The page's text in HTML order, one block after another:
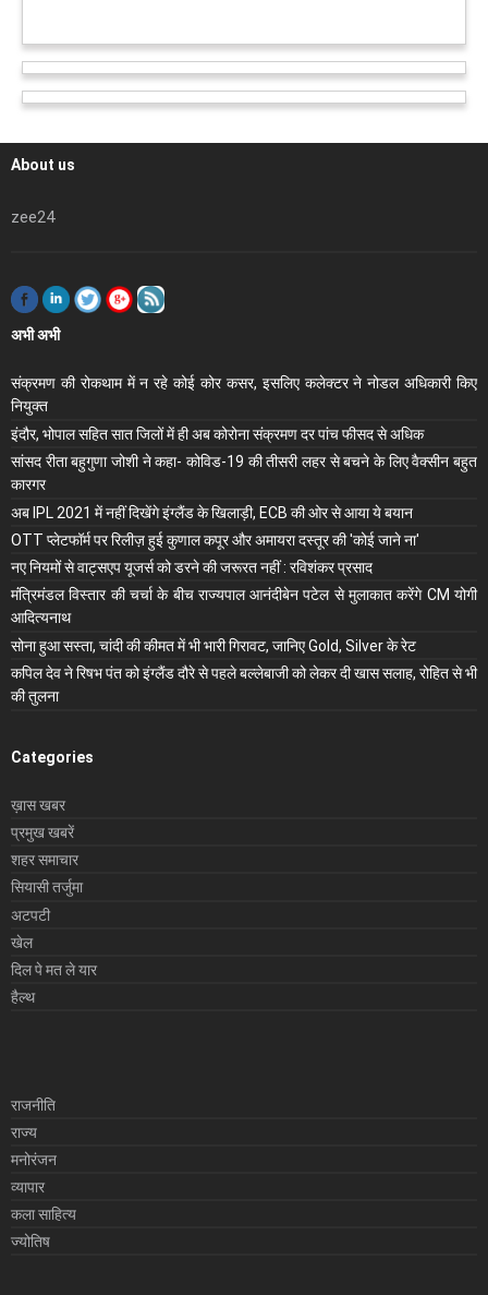
About us
zee24
अभी अभी
संक्रमण की रोकथाम में न रहे कोई कोर कसर, इसलिए कलेक्‍टर ने नोडल अधिकारी किए
नियुक्‍त
इंदौर, भोपाल सहित सात जिलों में ही अब कोरोना संक्रमण दर पांच फीसद से अधिक
सांसद रीता बहुगुणा जोशी ने कहा- कोविड-19 की तीसरी लहर से बचने के लिए वैक्सीन बहुत
कारगर
अब IPL 2021 में नहीं दिखेंगे इंग्लैंड के खिलाड़ी, ECB की ओर से आया ये बयान
OTT प्लेटफॉर्म पर रिलीज़ हुई कुणाल कपूर और अमायरा दस्तूर की 'कोई जाने ना'
नए नियमों से वाट्सएप यूजर्स को डरने की जरूरत नहीं : रविशंकर प्रसाद
मंंत्रिमंडल विस्तार की चर्चा के बीच राज्यपाल आनंदीबेन पटेल से मुलाकात करेंगे CM योगी
आदित्यनाथ
सोना हुआ सस्ता, चांदी की कीमत में भी भारी गिरावट, जानिए Gold, Silver के रेट
कपिल देव ने रिषभ पंत को इंग्लैंड दौरे से पहले बल्लेबाजी को लेकर दी खास सलाह, रोहित से भी
की तुलना
Categories
ख़ास खबर
प्रमुख खबरें
शहर समाचार
सियासी तर्जुमा
अटपटी
खेल
दिल पे मत ले यार
हैल्थ
राजनीति
राज्य
मनोरंजन
व्यापार
कला साहित्य
ज्योतिष